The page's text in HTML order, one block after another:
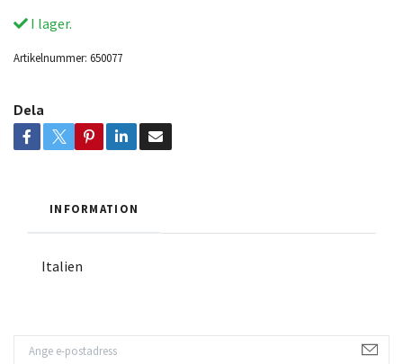
I lager.
Artikelnummer: 650077
Dela
INFORMATION
Italien